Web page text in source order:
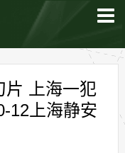
片 上海一犯
12上海静安